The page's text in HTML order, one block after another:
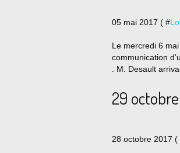
05 mai 2017 ( #
Le mercredi 6
communication
. M. Desault
29
28 octobre 2017 (